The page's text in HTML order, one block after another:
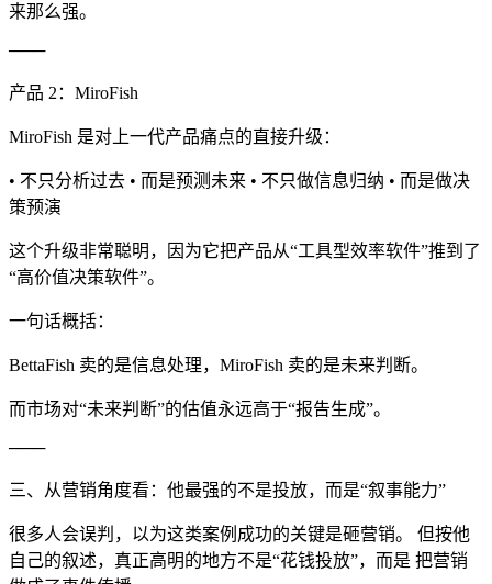
来那么强。
───
产品 2：MiroFish
MiroFish 是对上一代产品痛点的直接升级：
• 不只分析过去 • 而是预测未来 • 不只做信息归纳 • 而是做决
策预演
这个升级非常聪明，因为它把产品从“工具型效率软件”推到了
“高价值决策软件”。
一句话概括：
BettaFish 卖的是信息处理，MiroFish 卖的是未来判断。
而市场对“未来判断”的估值永远高于“报告生成”。
───
三、从营销角度看：他最强的不是投放，而是“叙事能力”
很多人会误判，以为这类案例成功的关键是砸营销。 但按他
自己的叙述，真正高明的地方不是“花钱投放”，而是 把营销